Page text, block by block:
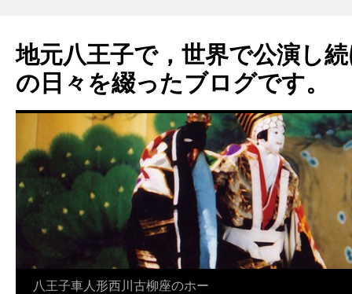
地元八王子で，世界で公演し
の日々を綴ったブログです。
八王子車人形西川古柳座のホー